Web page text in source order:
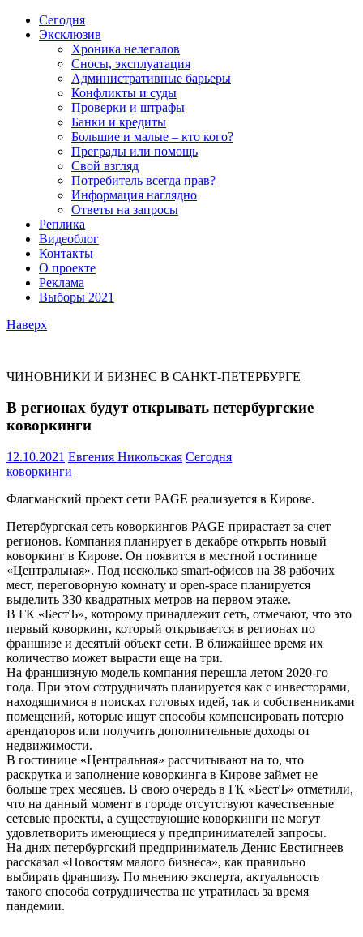
Сегодня
Эксклюзив
Хроника нелегалов
Сносы, эксплуатация
Административные барьеры
Конфликты и суды
Проверки и штрафы
Банки и кредиты
Большие и малые – кто кого?
Преграды или помощь
Свой взгляд
Потребитель всегда прав?
Информация наглядно
Ответы на запросы
Реплика
Видеоблог
Контакты
О проекте
Реклама
Выборы 2021
Наверх
ЧИНОВНИКИ И БИЗНЕС В САНКТ-ПЕТЕРБУРГЕ
В регионах будут открывать петербургские
коворкинги
12.10.2021 Евгения Никольская Сегодня
коворкинги
Флагманский проект сети PAGE реализуется в Кирове.
Петербургская сеть коворкингов PAGE прирастает за счет
регионов. Компания планирует в декабре открыть новый
коворкинг в Кирове. Он появится в местной гостинице
«Центральная». Под несколько smart-офисов на 38 рабочих
мест, переговорную комнату и open-space планируется
выделить 330 квадратных метров на первом этаже.
В ГК «БестЪ», которому принадлежит сеть, отмечают, что это
первый коворкинг, который открывается в регионах по
франшизе и десятый объект сети. В ближайшее время их
количество может вырасти еще на три.
На франшизную модель компания перешла летом 2020-го
года. При этом сотрудничать планируется как с инвесторами,
находящимися в поисках готовых идей, так и собственниками
помещений, которые ищут способы компенсировать потерю
арендаторов или получить дополнительные доходы от
недвижимости.
В гостинице «Центральная» рассчитывают на то, что
раскрутка и заполнение коворкинга в Кирове займет не
больше трех месяцев. В свою очередь в ГК «БестЪ» отметили,
что на данный момент в городе отсутствуют качественные
сетевые проекты, а существующие коворкинги не могут
удовлетворить имеющиеся у предпринимателей запросы.
На днях петербургский предприниматель Денис Евстигнеев
рассказал «Новостям малого бизнеса», как правильно
выбирать франшизу. По мнению эксперта, актуальность
такого способа сотрудничества не утратилась за время
пандемии.